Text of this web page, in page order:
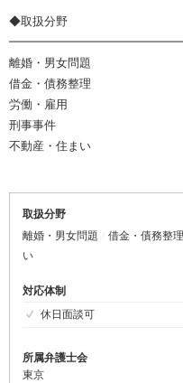
◆取扱分野
離婚・男女問題
借金・債務整理
労働・雇用
刑事事件
不動産・住まい
取扱分野
離婚・男女問題
借金・債務整理
い
対応体制
休日面談可
所属弁護士会
東京